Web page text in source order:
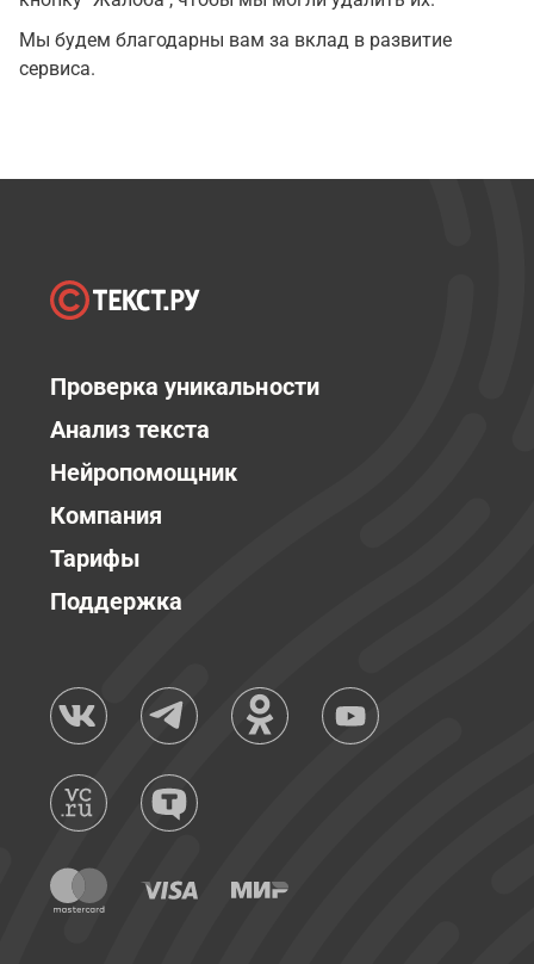
Мы будем благодарны вам за вклад в развитие
сервиса.
Проверка уникальности
Анализ текста
Нейропомощник
Компания
Тарифы
Поддержка